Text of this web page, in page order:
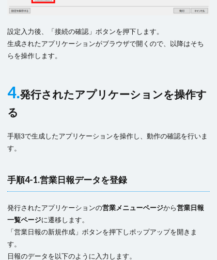
設定入力後、「接続の確認」ボタンを押下します。
生成されたアプリケーションがブラウザで開くので、以降はそち
らを操作します。
4.発行されたアプリケーションを操作す
る
手順3で生成したアプリケーションを操作し、動作の確認を行いま
す。
手順4-1.営業日報データを登録
発行されたアプリケーションの営業メニューページから営業日報
一覧ページに遷移します。
「営業日報の新規作成」ボタンを押下しポップアップを開きま
す。
日報のデータを以下のように入力します。